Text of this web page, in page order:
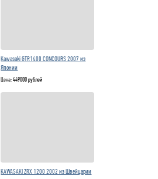
Kawasaki GTR1400 CONCOURS 2007 из
Японии
Цена:449000 рублей
KAWASAKI ZRX 1200 2002 из Швейцарии